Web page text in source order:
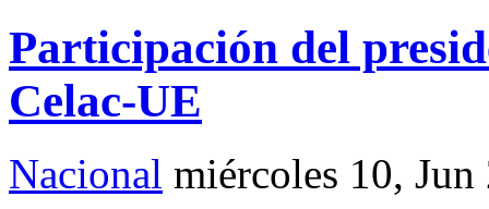
Participación del
Celac-UE
Nacional miércoles 10, Jun